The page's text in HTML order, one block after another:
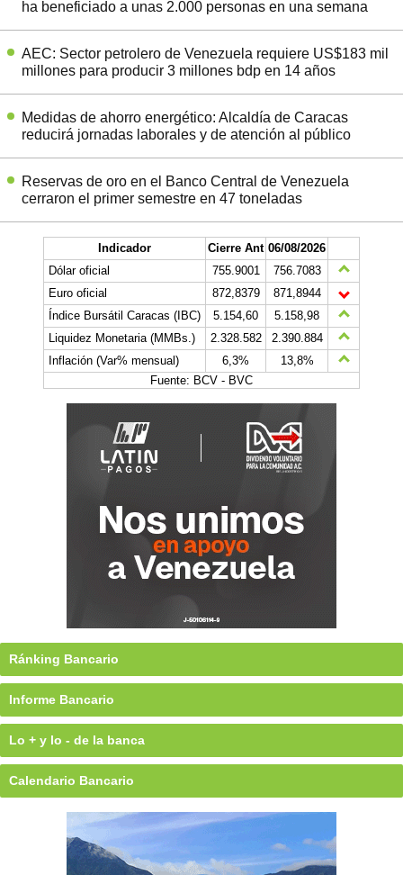
ha beneficiado a unas 2.000 personas en una semana
AEC: Sector petrolero de Venezuela requiere US$183 mil
millones para producir 3 millones bdp en 14 años
Medidas de ahorro energético: Alcaldía de Caracas
reducirá jornadas laborales y de atención al público
Reservas de oro en el Banco Central de Venezuela
cerraron el primer semestre en 47 toneladas
Indicador Cierre Ant 06/08/2026
Dólar oficial
755.9001
756.7083
Euro oficial
872,8379
871,8944
Índice Bursátil Caracas (IBC)
5.154,60
5.158,98
Liquidez Monetaria (MMBs.)
2.328.582
2.390.884
Inflación (Var% mensual)
6,3%
13,8%
Fuente: BCV - BVC
Ránking Bancario
Informe Bancario
Lo + y lo - de la banca
Calendario Bancario